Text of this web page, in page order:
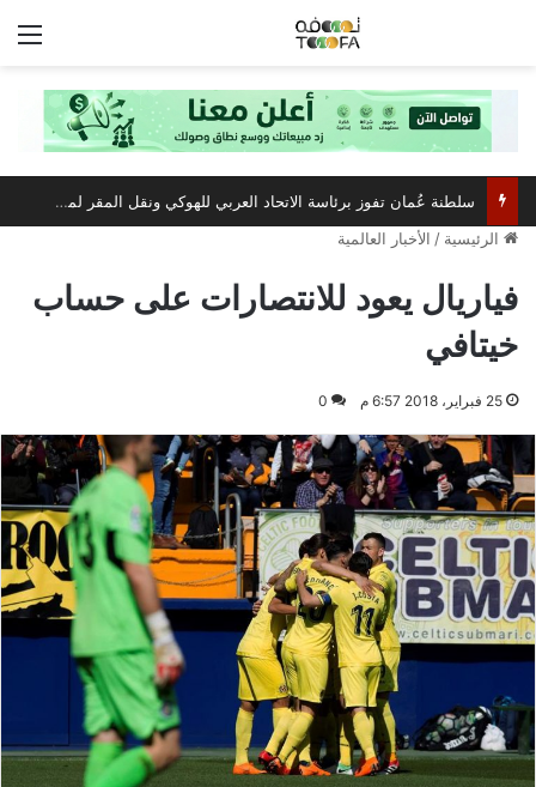
سلطنة عُمان تفوز برئاسة الاتحاد العربي للهوكي ونقل المقر لمسقط
الرئيسية / الأخبار العالمية
فياريال يعود للانتصارات على حساب
خيتافي
25 فبراير، 2018 6:57 م 0